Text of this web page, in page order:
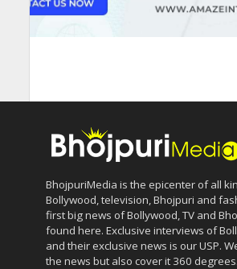
BhojpuriMedia is the epicenter of all
Bollywood, television, Bhojpuri and
first big news of Bollywood, TV and
found here. Exclusive interviews of
and their exclusive news is our USP.
the news but also cover it 360 degrees.